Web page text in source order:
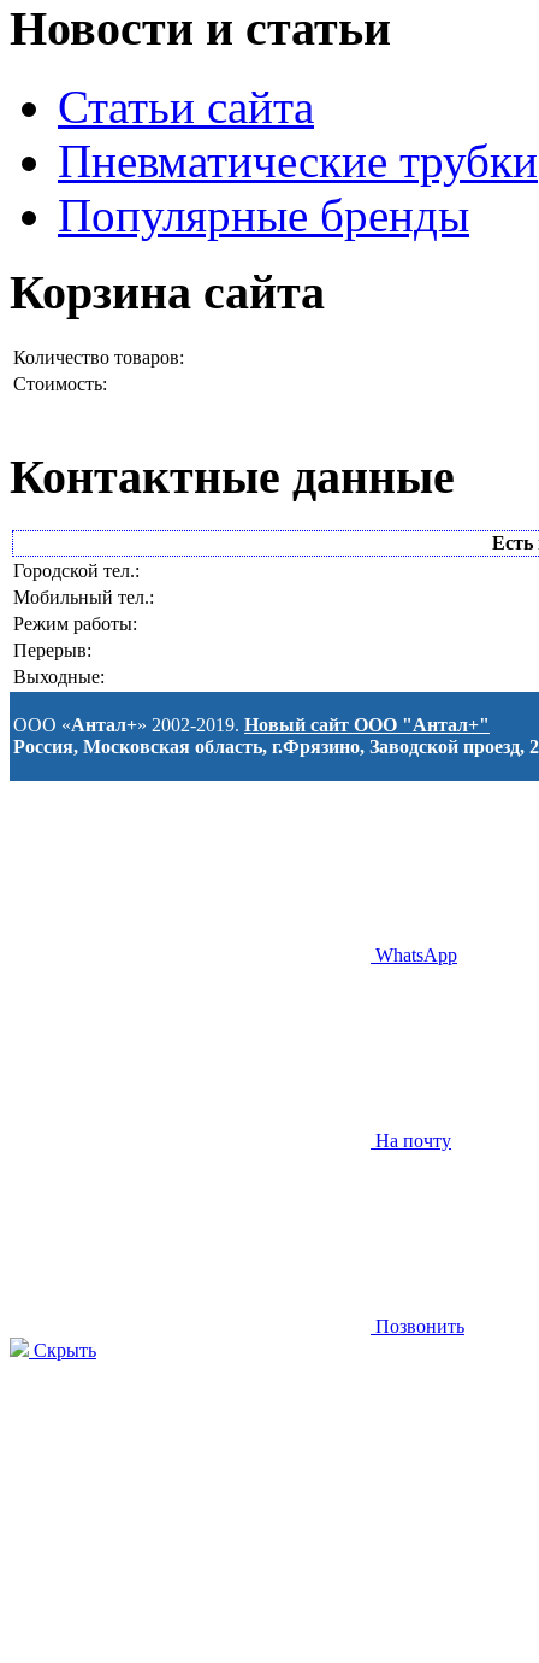
Новости и статьи
Статьи сайта
Пневматические трубки
Популярные бренды
Корзина сайта
Количество товаров:
Стоимость:
Контактные данные
Есть
Городской тел.:
Мобильный тел.:
Режим работы:
Перерыв:
Выходные:
ООО «Антал+» 2002-2019. Новый сайт ООО "Антал+"
Россия, Московская область, г.Фрязино, Заводской проезд, 2
WhatsApp
На почту
Позвонить
Скрыть